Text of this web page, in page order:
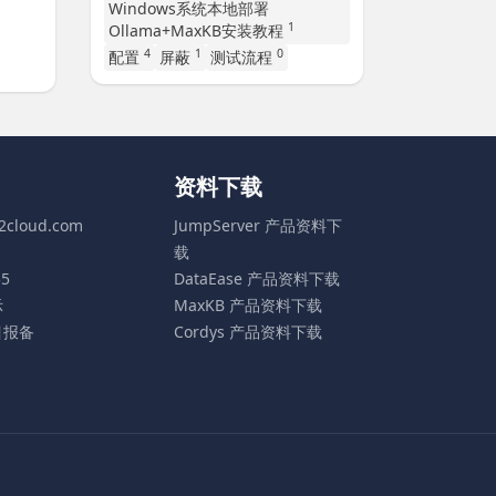
Windows系统本地部署
Ollama+MaxKB安装教程 1
配置 4 屏蔽 1 测试流程 0
备
资料下载
JumpServer 产品资料下
载
DataEase 产品资料下载
MaxKB 产品资料下载
Cordys 产品资料下载